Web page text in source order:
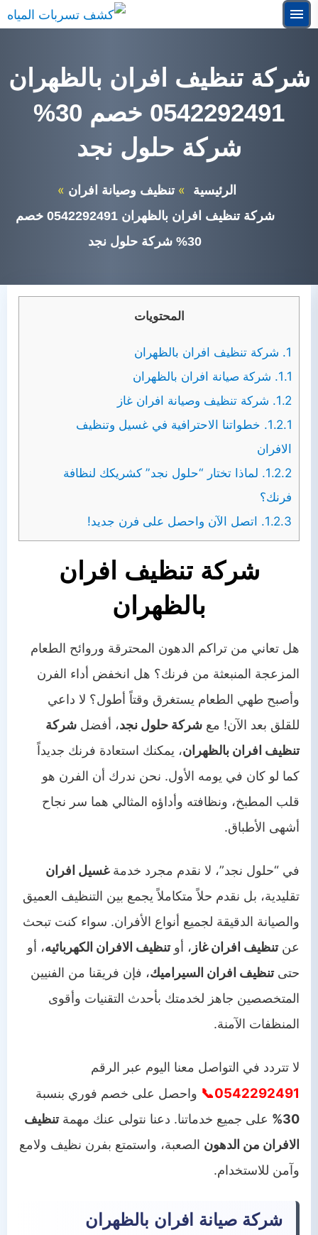
التجاوز
المحتوى
القائمة
عن:
ابحث
شركة عزل فوم بالرياض
خدمات عزل الفوم
شركة تنظيف افران بالظهران
0542292491 خصم 30%
شركة حلول نجد
الرئيسية
تنظيف وصيانة افران
شركة تنظيف افران بالظهران 0542292491 خصم
30% شركة حلول نجد
المحتويات
1. شركة تنظيف افران بالظهران
1.1. شركة صيانة افران بالظهران
1.2. شركة تنظيف وصيانة افران غاز
1.2.1. خطواتنا الاحترافية في غسيل وتنظيف
الافران
1.2.2. لماذا تختار “حلول نجد” كشريكك لنظافة
فرنك؟
1.2.3. اتصل الآن واحصل على فرن جديد!
شركة تنظيف افران
بالظهران
هل تعاني من تراكم الدهون المحترقة وروائح الطعام
المزعجة المنبعثة من فرنك؟ هل انخفض أداء الفرن
وأصبح طهي الطعام يستغرق وقتاً أطول؟ لا داعي
للقلق بعد الآن! مع شركة حلول نجد، أفضل شركة
تنظيف افران بالظهران، يمكنك استعادة فرنك جديداً
كما لو كان في يومه الأول. نحن ندرك أن الفرن هو
قلب المطبخ، ونظافته وأداؤه المثالي هما سر نجاح
أشهى الأطباق.
في “حلول نجد”، لا نقدم مجرد خدمةغسيل افران
تقليدية، بل نقدم حلاً متكاملاً يجمع بين التنظيف العميق
والصيانة الدقيقة لجميع أنواع الأفران. سواء كنت تبحث
عنتنظيف افران غاز ، أوتنظيف الافران الكهربائيه، أو
حتىتنظيف افران السيراميك، فإن فريقنا من الفنيين
المتخصصين جاهز لخدمتك بأحدث التقنيات وأقوى
المنظفات الآمنة.
لا تتردد في التواصل معنا اليوم عبر الرقم
0542292491📞
واحصل على خصم فوري بنسبة
30%
على جميع خدماتنا. دعنا نتولى عنك مهمةتنظيف
الافران من الدهون الصعبة، واستمتع بفرن نظيف ولامع
وآمن للاستخدام.
شركة صيانة افران بالظهران